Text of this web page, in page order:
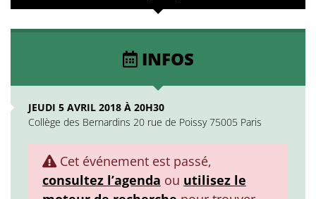
INFOS
JEUDI 5 AVRIL 2018 À 20H30
Collège des Bernardins 20 rue de Poissy 75005 Paris
Cet événement est passé,
consultez l’agenda ou utilisez le